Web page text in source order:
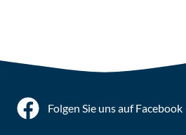
Folgen Sie uns auf Facebook